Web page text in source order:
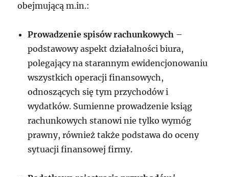
obejmującą m.in.:
Prowadzenie spisów rachunkowych –
podstawowy aspekt działalności biura,
polegający na starannym ewidencjonowaniu
wszystkich operacji finansowych,
odnoszących się tym przychodów i
wydatków. Sumienne prowadzenie ksiąg
rachunkowych stanowi nie tylko wymóg
prawny, również także podstawa do oceny
sytuacji finansowej firmy.